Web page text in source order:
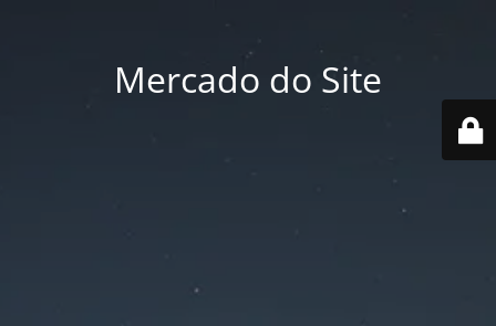
Mercado do Site